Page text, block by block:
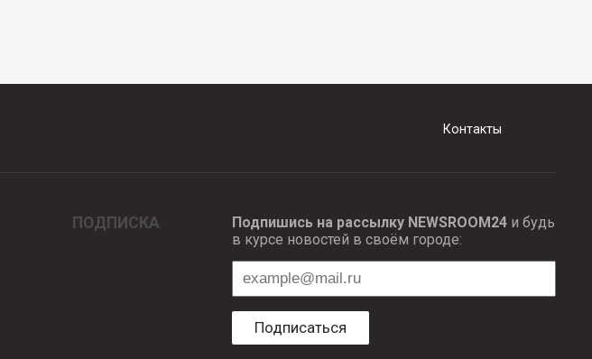
Контакты
ПОДПИСКА Подпишись на рассылку NEWSROOM24и будь
в курсе новостей в своём городе:
Подписаться